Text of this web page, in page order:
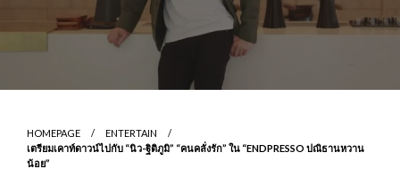
HOMEPAGE
ENTERTAIN
เตรียมเคาท์ดาวน์ไปกับ “นิว-ฐิติภูมิ” “คนคลั่งรัก” ใน “ENDPRESSO ปณิธานหวาน
น้อย”